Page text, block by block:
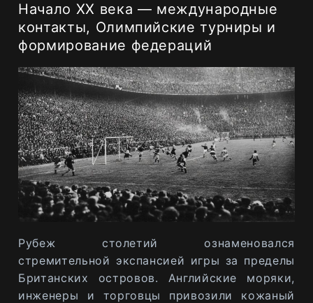
Начало XX века — международные
контакты, Олимпийские турниры и
формирование федераций
Рубеж столетий ознаменовался
стремительной экспансией игры за пределы
Британских островов. Английские моряки,
инженеры и торговцы привозили кожаный